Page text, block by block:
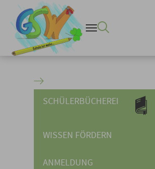
Sozialpädagogik -
Zum Hauptinhalt springen
SCHÜLERBÜCHEREI
WISSEN FÖRDERN
ANMELDUNG